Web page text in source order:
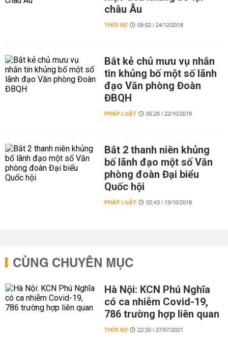
châu Âu
THỜI SỰ 09:02 | 24/12/2018
Bắt kẻ chủ mưu vụ nhắn
tin khủng bố một số lãnh
đạo Văn phòng Đoàn
ĐBQH
PHÁP LUẬT 05:26 | 22/10/2018
Bắt 2 thanh niên khủng
bố lãnh đạo một số Văn
phòng đoàn Đại biểu
Quốc hội
PHÁP LUẬT 02:43 | 19/10/2018
CÙNG CHUYÊN MỤC
Hà Nội: KCN Phú Nghĩa
có ca nhiễm Covid-19,
786 trường hợp liên quan
THỜI SỰ 22:30 | 27/07/2021